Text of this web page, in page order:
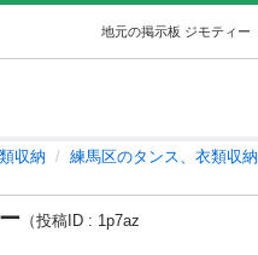
地元の掲示板 ジモティー
収納
練馬区のタンス、衣類収納
（投稿ID : 1p7az